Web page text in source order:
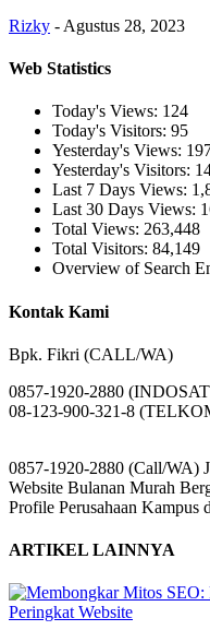
Rizky - Agustus 28, 2023
Web Statistics
Today's Views: 124
Today's Visitors: 95
Yesterday's Views:
Yesterday's Visitors:
Last 7 Days Views:
Last 30 Days Views:
Total Views: 263,448
Total Visitors: 84,149
Overview of Search
Kontak Kami
Bpk. Fikri (CALL/WA)
0857-1920-2880
08-123-900-321-8
0857-1920-2880 (Call/WA)
Website Bulanan Murah
Profile Perusahaan Kampus
ARTIKEL LAINNYA